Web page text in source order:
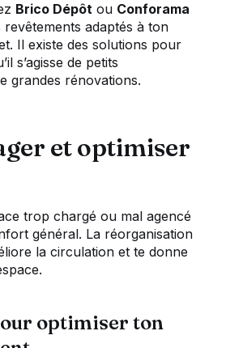
Brico Dépôt ou Conforama
adaptés à ton
Il existe des solutions pour
s’agisse de petits
grandes rénovations.
et optimiser
trop chargé ou mal agencé
général. La réorganisation
la circulation et te donne
optimiser ton